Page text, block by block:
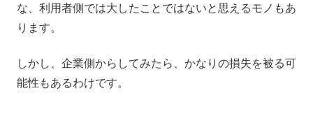
な、利用者側では大したことではないと思えるモノもあ
ります。
しかし、企業側からしてみたら、かなりの損失を被る可
能性もあるわけです。